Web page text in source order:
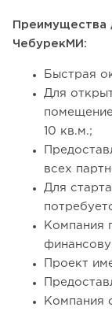
Преимущества
ЧебурекМИ:
Быстрая
Для
10 кв.м.;
всех
Для
Компания
Проект
Компания